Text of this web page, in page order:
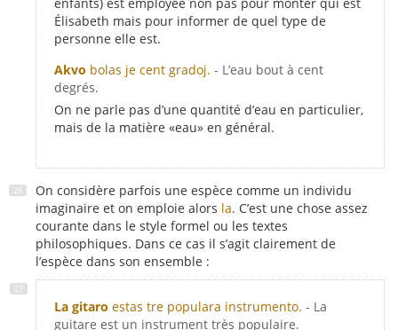
Élisabeth mais pour informer de quel type de
personne elle est.
Akvo bolas je cent gradoj. - L’eau bout à cent
degrés.
On ne parle pas d’une quantité d’eau en particulier,
mais de la matière «eau» en général.
On considère parfois une espèce comme un individu
imaginaire et on emploie alors la. C’est une chose assez
courante dans le style formel ou les textes
philosophiques. Dans ce cas il s’agit clairement de
l’espèce dans son ensemble :
La gitaro estas tre populara instrumento. - La
guitare est un instrument très populaire.